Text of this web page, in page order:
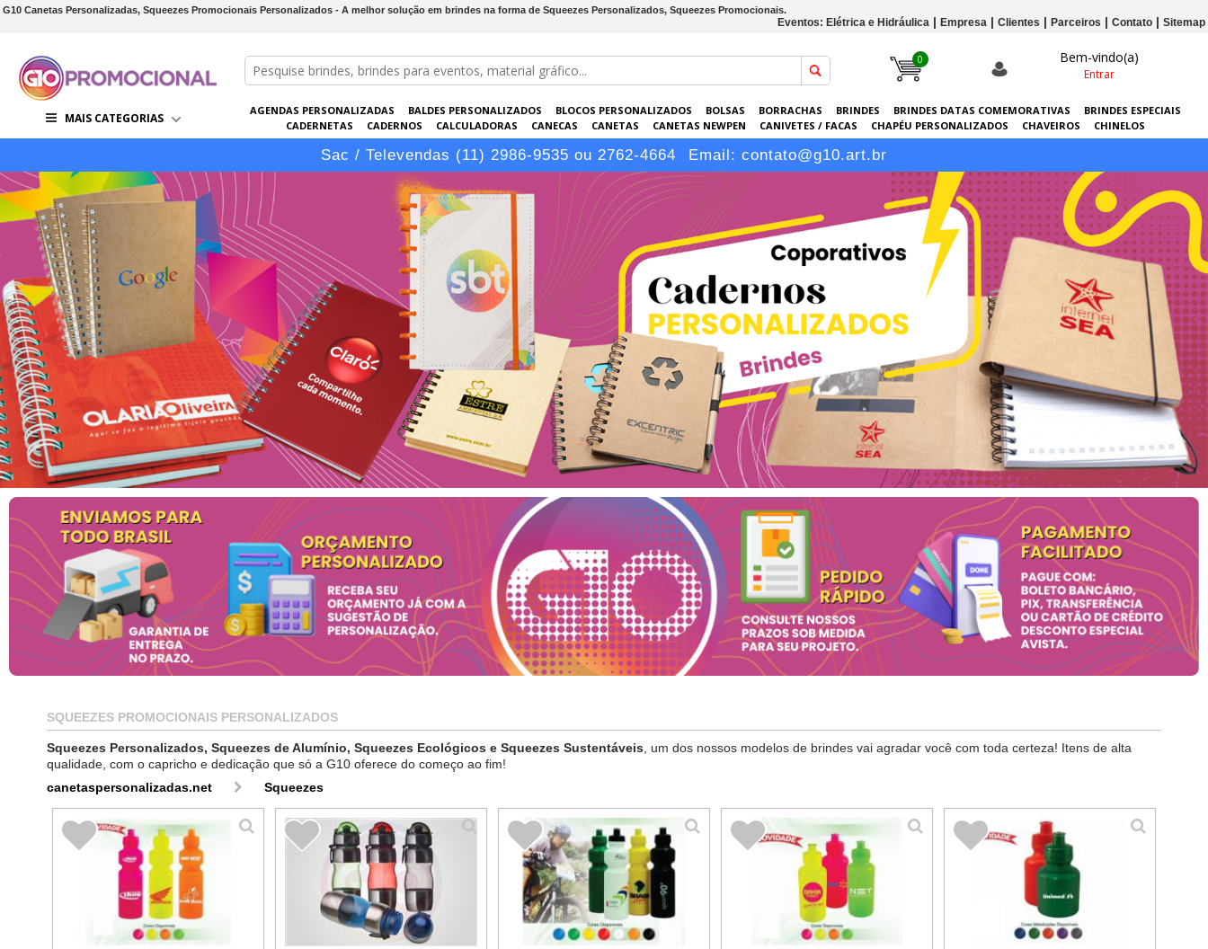
G10 Canetas Personalizadas, Squeezes Promocionais Personalizados - A melhor solução em brindes na forma de Squeezes Personalizados, Squeezes Promocionais.
Eventos: Elétrica e Hidráulica Empresa Clientes Parceiros Contato Sitemap
0 Bem-vindo(a)
Entrar
MAIS CATEGORIAS
AGENDAS PERSONALIZADAS BALDES PERSONALIZADOS BLOCOS PERSONALIZADOS BOLSAS BORRACHAS BRINDES BRINDES DATAS COMEMORATIVAS
BRINDES ESPECIAIS
CADERNETAS
CADERNOS CALCULADORAS CANECAS CANETAS CANETAS NEWPEN CANIVETES / FACAS CHAPÉU PERSONALIZADOS CHAVEIROS
CHINELOS
CONJUNTOS DE BRINDES
COPOS ELETRÔNICOS EMBALAGENS ESCRITÓRIO EVENTOS GARRAFAS PERSONALIZADAS GRÁFICA GUARDA-CHUVAS KITS
LANÇAMENTOS
LÁPIS
Sac / Televendas (11) 2986-9535 ou 2762-4664 Email: contato@g10.art.br
SQUEEZES PROMOCIONAIS PERSONALIZADOS
Squeezes Personalizados, Squeezes de Alumínio, Squeezes Ecológicos e Squeezes Sustentáveis , um dos nossos modelos de brindes vai agradar você com toda certeza! Itens de alta
qualidade, com o capricho e dedicação que só a G10 oferece do começo ao fim!
canetaspersonalizadas.net
Squeezes